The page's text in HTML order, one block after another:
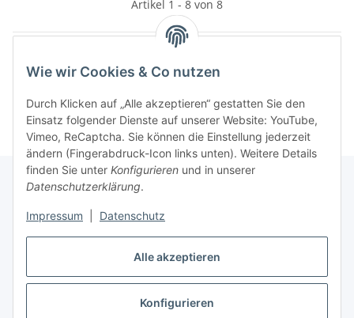
Alle akzeptieren
Konfigurieren
Wie wir Cookies & Co nutzen
Durch Klicken auf „Alle akzeptieren“ gestatten Sie den
Einsatz folgender Dienste auf unserer Website: YouTube,
Vimeo, ReCaptcha. Sie können die Einstellung jederzeit
ändern (Fingerabdruck-Icon links unten). Weitere Details
finden Sie unter Konfigurieren und in unserer
Datenschutzerklärung.
Impressum Datenschutz
Artikel 1 - 8 von 8
Informationen
Gesetzliche Informationen